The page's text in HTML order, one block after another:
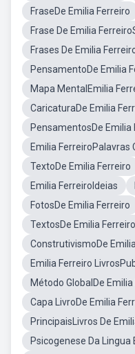
FraseDe Emilia Ferreiro
Frase De Emilia
Frases De Emilia
PensamentoDe Emilia
Mapa MentalEmilia
CaricaturaDe Emilia
PensamentosDe Emilia
Emilia FerreiroPalavras
TextoDe Emilia Ferreiro
Emilia FerreiroIdeias
FotosDe Emilia Ferreiro
TextosDe Emilia Ferreiro
ConstrutivismoDe
Emilia Ferreiro
Método GlobalDe
Capa LivroDe Emilia
PrincipaisLivros De
Psicogenese Da